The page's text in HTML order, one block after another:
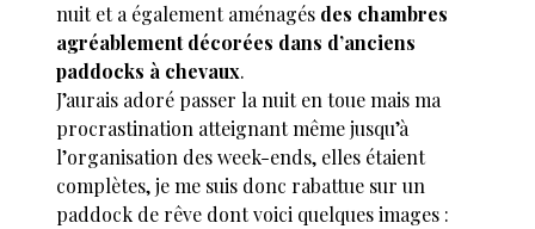
nuit et a également aménagés des chambres
agréablement décorées dans d’anciens
paddocks à chevaux.
J’aurais adoré passer la nuit en toue mais ma
procrastination atteignant même jusqu’à
l’organisation des week-ends, elles étaient
complètes, je me suis donc rabattue sur un
paddock de rêve dont voici quelques images :